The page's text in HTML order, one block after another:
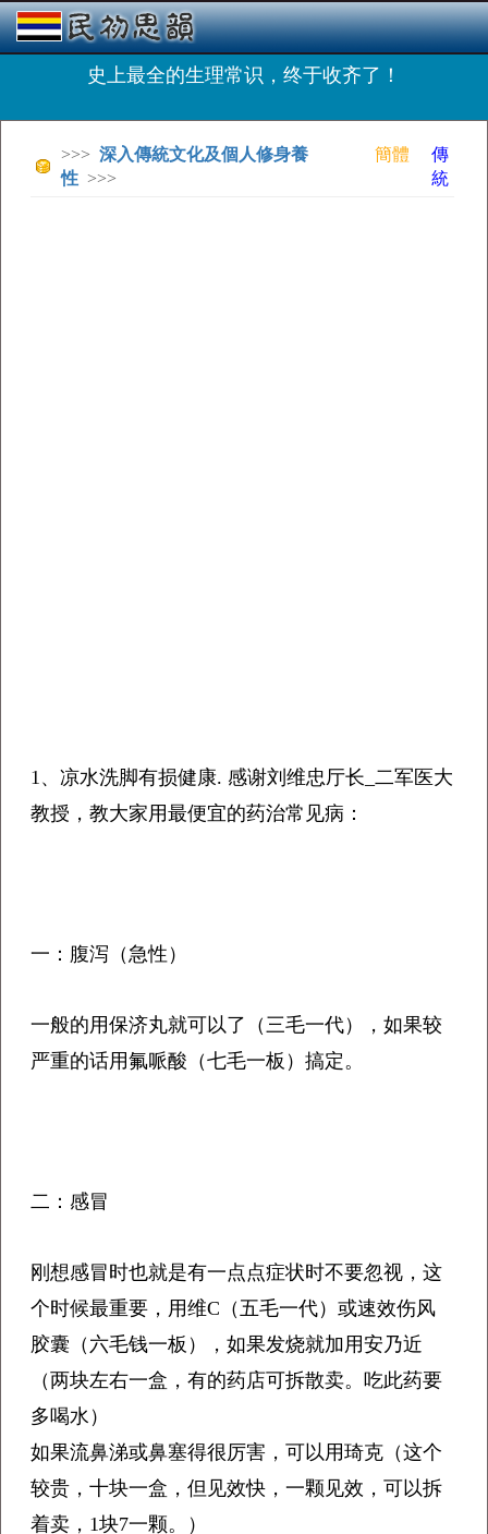
史上最全的生理常识，终于收齐了！
>>> 深入傳統文化及個人修身養
性 >>>
簡體
傳
統
1、凉水洗脚有损健康. 感谢刘维忠厅长_二军医大
教授，教大家用最便宜的药治常见病：
一：腹泻（急性）
一般的用保济丸就可以了（三毛一代），如果较
严重的话用氟哌酸（七毛一板）搞定。
二：感冒
刚想感冒时也就是有一点点症状时不要忽视，这
个时候最重要，用维C（五毛一代）或速效伤风
胶囊（六毛钱一板），如果发烧就加用安乃近
（两块左右一盒，有的药店可拆散卖。吃此药要
多喝水）
如果流鼻涕或鼻塞得很厉害，可以用琦克（这个
较贵，十块一盒，但见效快，一颗见效，可以拆
着卖，1块7一颗。）